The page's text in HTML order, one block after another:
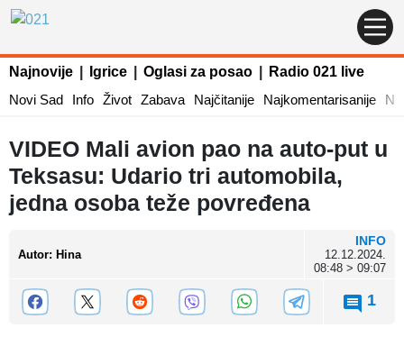
Najnovije Igrice Oglasi za posao
Radio 021 live
Novi Sad
Info Život Zabava Najčitanije Najkomentarisanije
VIDEO Mali avion pao na auto-put u
Teksasu: Udario tri automobila,
jedna osoba teže povređena
Autor: Hina
INFO
12.12.2024.
08:48 > 09:07
1